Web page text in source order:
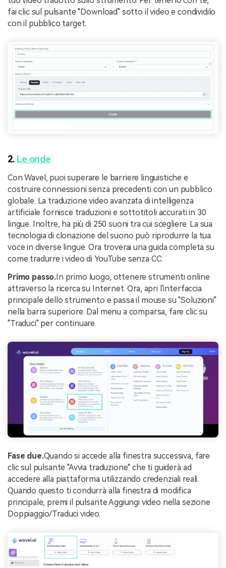
fai clic sul pulsante "Download" sotto il video e condividilo
con il pubblico target.
2. Le onde
Con Wavel, puoi superare le barriere linguistiche e
costruire connessioni senza precedenti con un pubblico
globale. La traduzione video avanzata di intelligenza
artificiale fornisce traduzioni e sottotitoli accurati in 30
lingue. Inoltre, ha più di 250 suoni tra cui scegliere. La sua
tecnologia di clonazione del suono può riprodurre la tua
voce in diverse lingue. Ora troverai una guida completa su
come tradurre i video di YouTube senza CC:
Primo passo.In primo luogo, ottenere strumenti online
attraverso la ricerca su Internet. Ora, apri l'interfaccia
principale dello strumento e passa il mouse su "Soluzioni"
nella barra superiore. Dal menu a comparsa, fare clic su
"Traduci" per continuare.
Fase due.Quando si accede alla finestra successiva, fare
clic sul pulsante "Avvia traduzione" che ti guiderà ad
accedere alla piattaforma utilizzando credenziali reali.
Quando questo ti condurrà alla finestra di modifica
principale, premi il pulsante Aggiungi video nella sezione
Doppiaggio/Traduci video.